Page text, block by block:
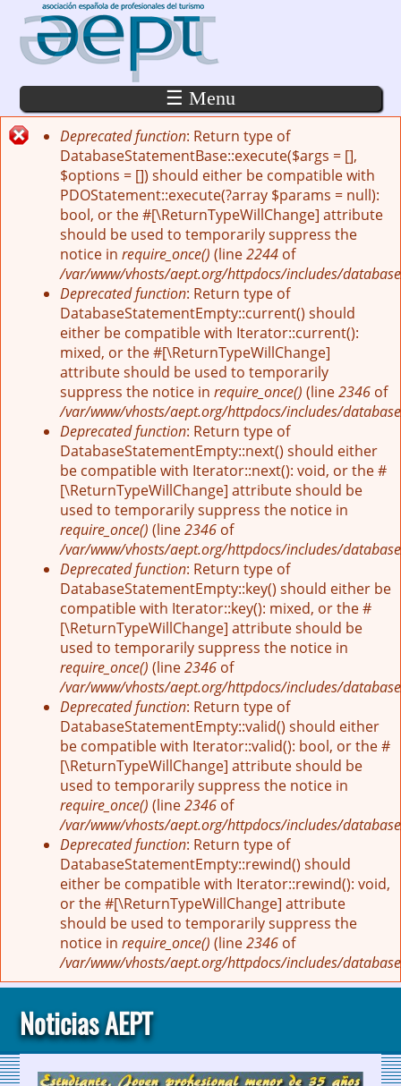
Pasar al contenido principal
☰ Menu
Mensaje de error
Deprecated function: Return type of
DatabaseStatementBase::execute($args = [],
$options = []) should either be compatible with
PDOStatement::execute(?array $params = null):
bool, or the #[\ReturnTypeWillChange] attribute
should be used to temporarily suppress the
notice in require_once() (line2244 of
/var/www/vhosts/aept.org/httpdocs/includes/
Deprecated function: Return type of
DatabaseStatementEmpty::current() should
either be compatible with Iterator::current():
mixed, or the #[\ReturnTypeWillChange]
attribute should be used to temporarily
suppress the notice in require_once() (line2346 of
/var/www/vhosts/aept.org/httpdocs/includes/
Deprecated function: Return type of
DatabaseStatementEmpty::next() should either
be compatible with Iterator::next(): void, or the #
[\ReturnTypeWillChange] attribute should be
used to temporarily suppress the notice in
require_once() (line2346 of
/var/www/vhosts/aept.org/httpdocs/includes/
Deprecated function: Return type of
DatabaseStatementEmpty::key() should either be
compatible with Iterator::key(): mixed, or the #
[\ReturnTypeWillChange] attribute should be
used to temporarily suppress the notice in
require_once() (line2346 of
/var/www/vhosts/aept.org/httpdocs/includes/
Deprecated function: Return type of
DatabaseStatementEmpty::valid() should either
be compatible with Iterator::valid(): bool, or the #
[\ReturnTypeWillChange] attribute should be
used to temporarily suppress the notice in
require_once() (line2346 of
/var/www/vhosts/aept.org/httpdocs/includes/
Deprecated function: Return type of
DatabaseStatementEmpty::rewind() should
either be compatible with Iterator::rewind(): void,
or the #[\ReturnTypeWillChange] attribute
should be used to temporarily suppress the
notice in require_once() (line2346 of
/var/www/vhosts/aept.org/httpdocs/includes/
Noticias AEPT